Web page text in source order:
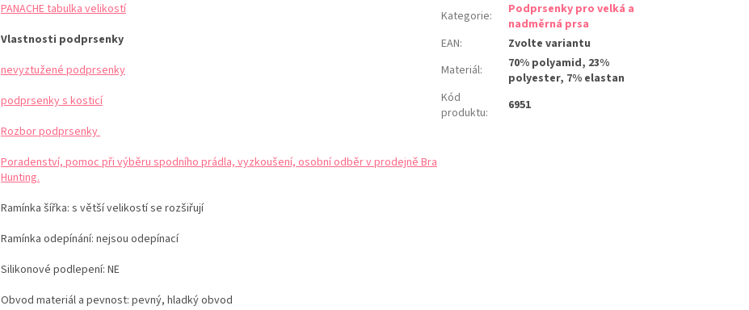
PANACHE tabulka velikostí
Vlastnosti podprsenky
nevyztužené podprsenky
podprsenky s kosticí
Rozbor podprsenky
Poradenství, pomoc při výběru spodního prádla, vyzkoušení, osobní odběr v prodejně Bra
Hunting.
Ramínka šířka: s větší velikostí se rozšiřují
Ramínka odepínání: nejsou odepínací
Silikonové podlepení: NE
Obvod materiál a pevnost: pevný, hladký obvod
Kategorie:
Podprsenky pro velká a
nadměrná prsa
EAN:
Zvolte variantu
Materiál:
70% polyamid, 23%
polyester, 7% elastan
Kód
produktu: 6951